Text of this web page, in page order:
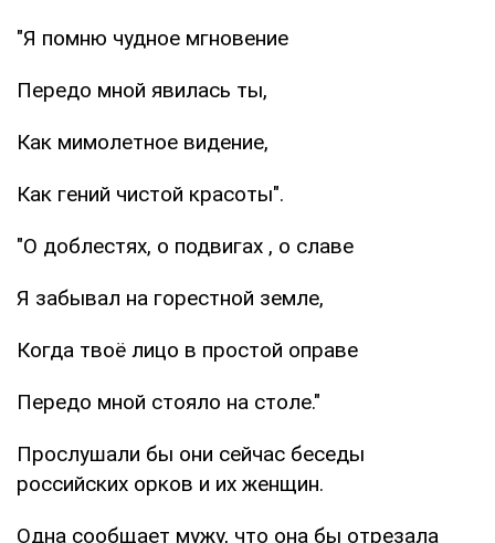
"Я помню чудное мгновение
Передо мной явилась ты,
Как мимолетное видение,
Как гений чистой красоты".
"О доблестях, о подвигах , о славе
Я забывал на горестной земле,
Когда твоё лицо в простой оправе
Передо мной стояло на столе."
Прослушали бы они сейчас беседы
российских орков и их женщин.
Одна сообщает мужу, что она бы отрезала